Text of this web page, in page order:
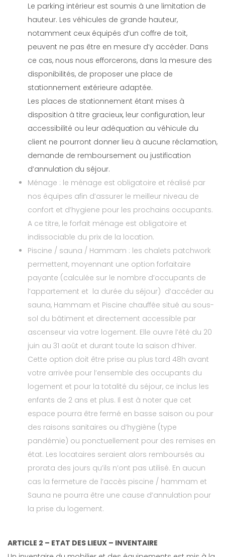
Le parking intérieur est soumis à une limitation de
hauteur. Les véhicules de grande hauteur,
notamment ceux équipés d’un coffre de toit,
peuvent ne pas être en mesure d’y accéder. Dans
ce cas, nous nous efforcerons, dans la mesure des
disponibilités, de proposer une place de
stationnement extérieure adaptée.
Les places de stationnement étant mises à
disposition à titre gracieux, leur configuration, leur
accessibilité ou leur adéquation au véhicule du
client ne pourront donner lieu à aucune réclamation,
demande de remboursement ou justification
d’annulation du séjour.
Ménage : le ménage est obligatoire et réalisé par
nos équipes afin d’assurer le meilleur niveau de
confort et d’hygiene pour les prochains occupants.
A ce titre, le forfait ménage est obligatoire et
indissociable du prix de la location.
Piscine / sauna / Hammam : les chalets patchwork
permettent, moyennant une option forfaitaire
payante (calculée sur le nombre d’occupants de
l’appartement et la durée du séjour) d’accéder au
sauna, Hammam et Piscine chauffée situé au sous-
sol du bâtiment et directement accessible par
ascenseur via votre logement. Elle ouvre l’été du 20
juin au 31 août et durant toute la saison d’hiver.
Cette option doit être prise au plus tard 48h avant
votre arrivée pour l’ensemble des occupants du
logement et pour la totalité du séjour, ce inclus les
enfants de 2 ans et plus. Il est à noter que cet
espace pourra être fermé en basse saison ou pour
des raisons sanitaires ou d’hygiène (type
pandémie) ou ponctuellement pour des remises en
état. Les locataires seraient alors remboursés au
prorata des jours qu’ils n’ont pas utilisé. En aucun
cas la fermeture de l’accès piscine / hammam et
Sauna ne pourra être une cause d’annulation pour
la prise du logement.
ARTICLE 2 – ETAT DES LIEUX – INVENTAIRE